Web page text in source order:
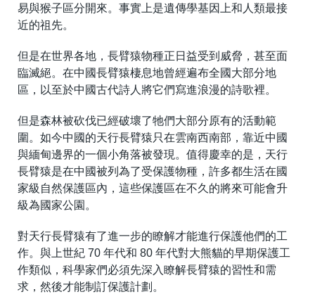
易與猴子區分開來。事實上是遺傳學基因上和人類最接
近的祖先。
但是在世界各地，長臂猿物種正日益受到威脅，甚至面
臨滅絕。在中國長臂猿棲息地曾經遍布全國大部分地
區，以至於中國古代詩人將它們寫進浪漫的詩歌裡。
但是森林被砍伐已經破壞了牠們大部分原有的活動範
圍。如今中國的天行長臂猿只在雲南西南部，靠近中國
與緬甸邊界的一個小角落被發現。值得慶幸的是，天行
長臂猿是在中國被列為了受保護物種，許多都生活在國
家級自然保護區內，這些保護區在不久的將來可能會升
級為國家公園。
對天行長臂猿有了進一步的瞭解才能進行保護他們的工
作。與上世紀 70 年代和 80 年代對大熊貓的早期保護工
作類似，科學家們必須先深入瞭解長臂猿的習性和需
求，然後才能制訂保護計劃。